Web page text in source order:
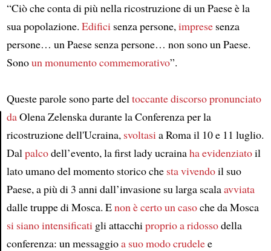
“Ciò che conta di più nella ricostruzione di un Paese è la
sua popolazione. Edificisenza persone,impresesenza
persone… un Paese senza persone… non sono un Paese.
Sonoun monumento commemorativo”.
Queste parole sono parte deltoccante discorso pronunciato
daOlena Zelenska durante la Conferenza per la
ricostruzione dell'Ucraina, svoltasia Roma il 10 e 11 luglio.
Dalpalcodell’evento, la first lady ucrainaha evidenziatoil
lato umano del momento storico che sta vivendoil suo
Paese, a più di 3 anni dall’invasione su larga scalaavviata
dalle truppe di Mosca. Enon è certo un casoche da Mosca
si siano intensificatigli attacchiproprio a ridossodella
conferenza: un messaggioa suo modocrudelee